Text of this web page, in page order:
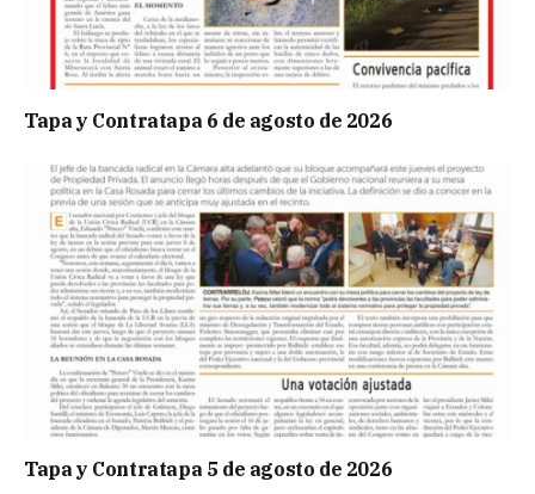
Tapa y Contratapa 6 de agosto de 2026
Tapa y Contratapa 5 de agosto de 2026